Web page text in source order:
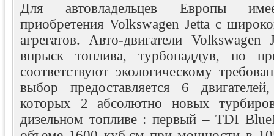
Для автовладельцев Европы
приобретения Volkswagen Jetta с
агрегатов. Авто-двигатели
впрыск топлива, турбонаддув, но
соответствуют экологическому
выбор предоставляется 6
которых 2 абсолютно новых
дизельном топливе : первый – TDI